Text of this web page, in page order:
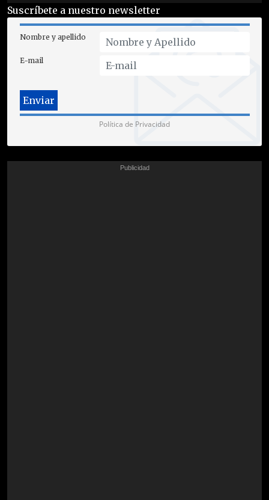
Suscríbete a nuestro newsletter
Nombre y apellido
E-mail
Política de Privacidad